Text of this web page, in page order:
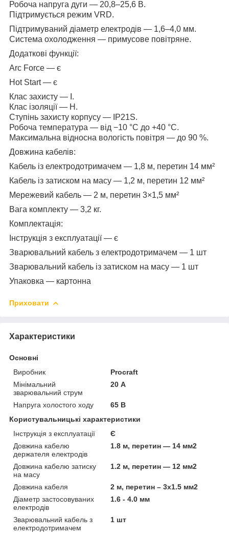
Робоча напруга дуги — 20,8–25,6 В.
Підтримується режим VRD.
Підтримуваний діаметр електродів — 1,6–4,0 мм.
Система охолодження — примусове повітряне.
Додаткові функції:
Arc Force — є
Hot Start — є
Клас захисту — I.
Клас ізоляції — H.
Ступінь захисту корпусу — IP21S.
Робоча температура — від −10 °C до +40 °C.
Максимальна відносна вологість повітря — до 90 %.
Довжина кабелів:
Кабель із електродотримачем — 1,8 м, перетин 14 мм²
Кабель із затиском на масу — 1,2 м, перетин 12 мм²
Мережевий кабель — 2 м, перетин 3×1,5 мм²
Вага комплекту — 3,2 кг.
Комплектація:
Інструкція з експлуатації — є
Зварювальний кабель з електродотримачем — 1 шт
Зварювальний кабель із затиском на масу — 1 шт
Упаковка — картонна
Приховати
Характеристики
Основні
Виробник
Procraft
Мінімальний
зварювальний струм
20 А
Напруга холостого ходу
65 В
Користувальницькі характеристики
Інструкція з експлуатації
Є
Довжина кабелю
держателя електродів
1.8 м, перетин — 14 мм2
Довжина кабелю затиску
на масу
1.2 м, перетин — 12 мм2
Довжина кабеля
2 м, перетин – 3х1.5 мм2
Діаметр застосовуваних
електродів
1.6 - 4.0 мм
Зварювальний кабель з
електродотримачем
1 шт